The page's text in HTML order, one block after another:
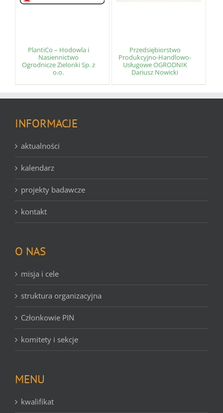
PlantiCo – Hodowla i
Nasiennictwo
Ogrodnicze Zielonki Sp. z
o.o.
Przedsiębiorstwo
Produkcyjno-Handlowo-
Usługowe OGRODNIK
Dariusz Nowicki
INFORMACJE
aktualności
kalendarz
projekty badawcze
kontakt
O NAS
misja i cele
struktura organizacyjna
Członkowie PIN
komitety i sekcje
MENU
kwalifikat